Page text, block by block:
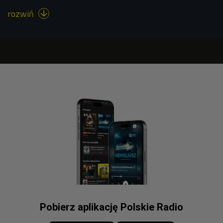
rozwiń 
Pobierz aplikację Polskie Radio